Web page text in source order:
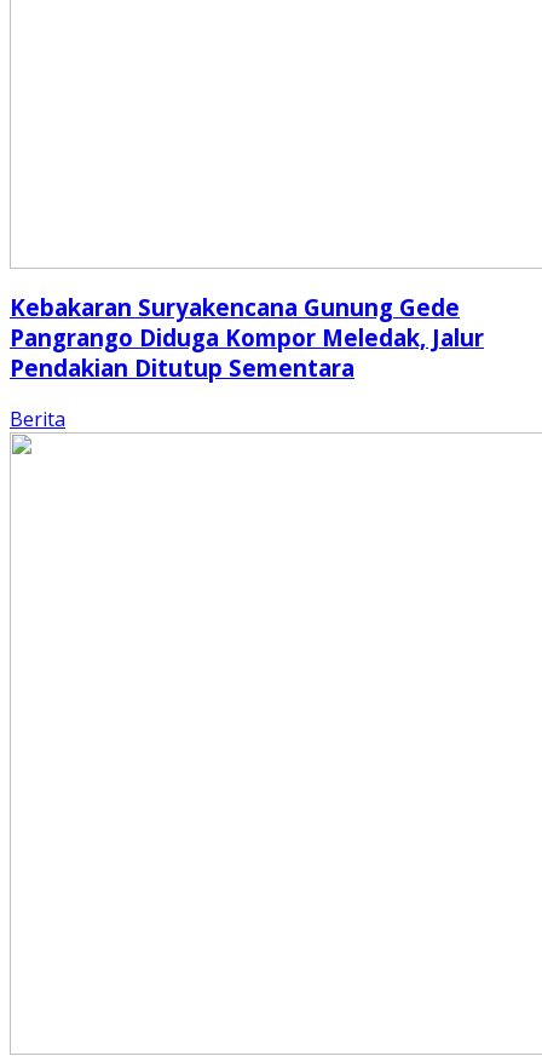
Kebakaran Suryakencana Gunung Gede
Pangrango Diduga Kompor Meledak, Jalur
Pendakian Ditutup Sementara
Berita